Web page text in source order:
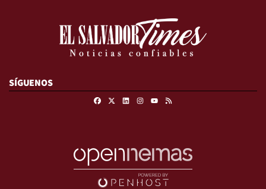
SÍGUENOS
FacebookLinkedinInstagram